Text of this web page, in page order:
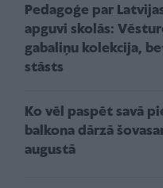
Pedagoģe par
apguvi skolās:
gabaliņu kolekcija,
stāsts
Ko vēl paspēt savā
balkona dārzā
augustā